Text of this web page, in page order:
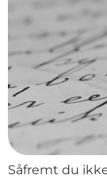
Såfremt du